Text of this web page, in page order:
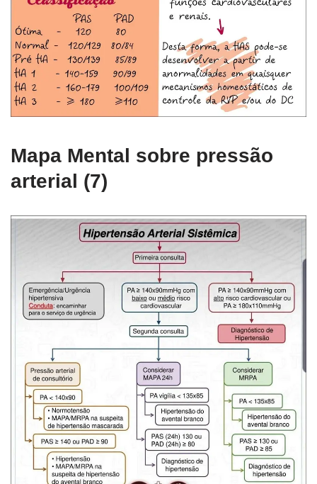
Mapa Mental sobre pressão
arterial (7)